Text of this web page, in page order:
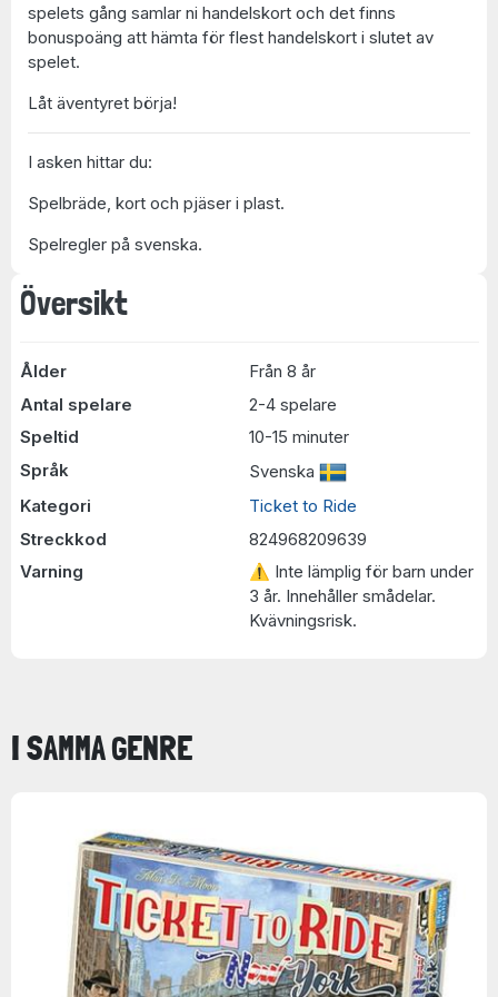
Översikt
Ålder
Från 8 år
Antal spelare
2-4 spelare
Speltid
10-15 minuter
Språk
Svenska
Kategori
Ticket to Ride
Streckkod
824968209639
Varning
⚠ Inte lämplig för barn under
3 år. Innehåller smådelar.
Kvävningsrisk.
spelets gång samlar ni handelskort och det finns
bonuspoäng att hämta för flest handelskort i slutet av
spelet.
Låt äventyret börja!
I asken hittar du:
Spelbräde, kort och pjäser i plast.
Spelregler på svenska.
I SAMMA GENRE